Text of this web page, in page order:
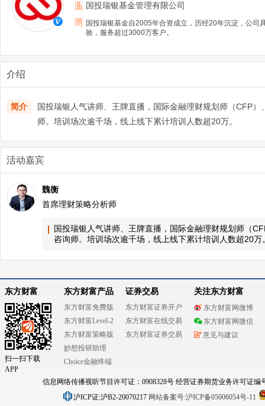
国投瑞银基金管理有限公司
国投瑞银基金自2005年合资成立，历经20年沉淀，公司
验，服务超过3000万客户。
介绍
简介
国投瑞银人气讲师、王牌直播，国际金融理财规划师（CFP
师。培训场次逾千场，线上线下累计培训人数超20万。
活动嘉宾
魏衡
首席理财策略分析师
国投瑞银人气讲师、王牌直播，国际金融理财规划师（
咨询师。培训场次逾千场，线上线下累计培训人数超20万
东方财富
扫一扫下载
APP
东方财富产品
东方财富免费版
东方财富Level-2
东方财富策略版
妙想投研助理
Choice金融终端
证券交易
东方财富证券开户
东方财富在线交易
东方财富证券交易
关注东方财富
东方财富网微博
东方财富网微信
意见与建议
信息网络传播视听节目许可证：0908328号 经营证券期货业务许可证编
沪ICP证:沪B2-20070217 网站备案号:沪ICP备05006054号-11